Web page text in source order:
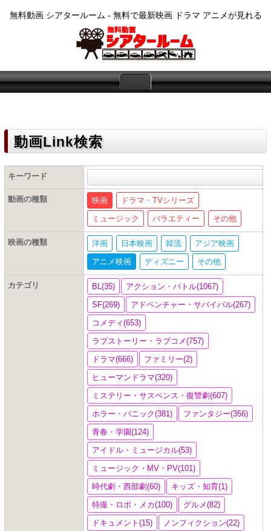
無料動画 シアタールーム - 無料で最新映画 ドラマ アニメが見れる
動画Link検索
キーワード
動画の種類 映画
ドラマ・TVシリーズ
ミュージック
バラエティー その他
映画の種類 洋画 日本映画 韓流
アジア映画
アニメ映画
ディズニー その他
カテゴリ BL(35)
アクション・バトル(1067)
SF(269)
アドベンチャー・サバイバル(267)
コメディ(653)
ラブストーリー・ラブコメ(757)
ドラマ(666)
ファミリー(2)
ヒューマンドラマ(320)
ミステリー・サスペンス・復讐劇(607)
ホラー・パニック(381)
ファンタジー(356)
青春・学園(124)
アイドル・ミュージカル(53)
ミュージック・MV・PV(101)
時代劇・西部劇(60)
キッズ・知育(1)
特撮・ロボ・メカ(100)
グルメ(82)
ドキュメント(15)
ノンフィクション(22)